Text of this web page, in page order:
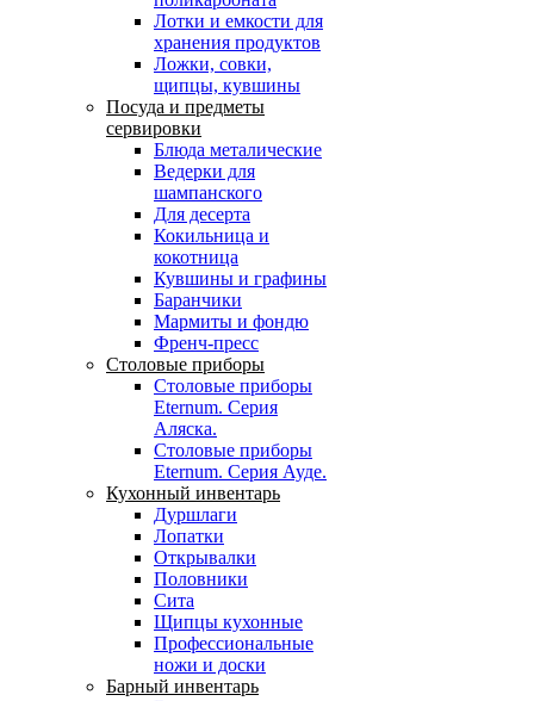
Лотки и емкости для
хранения продуктов
Ложки, совки,
щипцы, кувшины
Посуда и предметы
сервировки
Блюда металические
Ведерки для
шампанского
Для десерта
Кокильница и
кокотница
Кувшины и графины
Баранчики
Мармиты и фондю
Френч-пресс
Столовые приборы
Столовые приборы
Eternum. Серия
Аляска.
Столовые приборы
Eternum. Серия Ауде.
Кухонный инвентарь
Дуршлаги
Лопатки
Открывалки
Половники
Сита
Щипцы кухонные
Профессиональные
ножи и доски
Барный инвентарь